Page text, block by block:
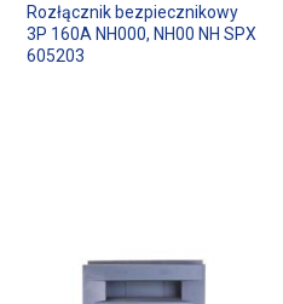
Rozłącznik bezpiecznikowy
3P 160A NH000, NH00 NH SPX
605203